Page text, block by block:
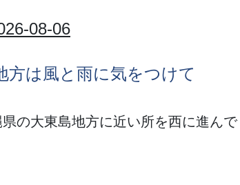
08-06
方は 風と 雨に気をつけて
の大東島地方に近い所を西に進んで